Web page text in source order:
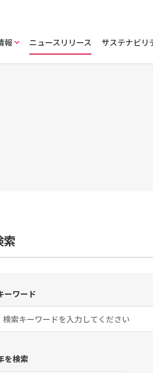
報 ニュースリリース サステナビリ
索
ーワード
を検索